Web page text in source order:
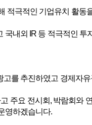
적극적인 기업유치 활
내외 IR 등 적극적인
를 추진하였고 경제자
주요 전시회, 박람회와
영하겠습니다.